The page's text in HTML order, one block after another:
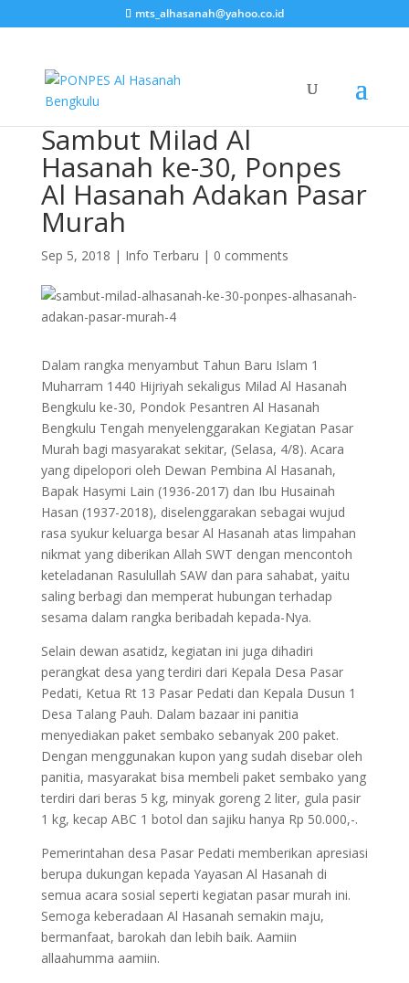
mts_alhasanah@yahoo.co.id
Sambut Milad Al
Hasanah ke-30, Ponpes
Al Hasanah Adakan Pasar
Murah
Sep 5, 2018 | Info Terbaru | 0 comments
Dalam rangka menyambut Tahun Baru Islam 1
Muharram 1440 Hijriyah sekaligus Milad Al Hasanah
Bengkulu ke-30, Pondok Pesantren Al Hasanah
Bengkulu Tengah menyelenggarakan Kegiatan Pasar
Murah bagi masyarakat sekitar, (Selasa, 4/8). Acara
yang dipelopori oleh Dewan Pembina Al Hasanah,
Bapak Hasymi Lain (1936-2017) dan Ibu Husainah
Hasan (1937-2018), diselenggarakan sebagai wujud
rasa syukur keluarga besar Al Hasanah atas limpahan
nikmat yang diberikan Allah SWT dengan mencontoh
keteladanan Rasulullah SAW dan para sahabat, yaitu
saling berbagi dan memperat hubungan terhadap
sesama dalam rangka beribadah kepada-Nya.
Selain dewan asatidz, kegiatan ini juga dihadiri
perangkat desa yang terdiri dari Kepala Desa Pasar
Pedati, Ketua Rt 13 Pasar Pedati dan Kepala Dusun 1
Desa Talang Pauh. Dalam bazaar ini panitia
menyediakan paket sembako sebanyak 200 paket.
Dengan menggunakan kupon yang sudah disebar oleh
panitia, masyarakat bisa membeli paket sembako yang
terdiri dari beras 5 kg, minyak goreng 2 liter, gula pasir
1 kg, kecap ABC 1 botol dan sajiku hanya Rp 50.000,-.
Pemerintahan desa Pasar Pedati memberikan apresiasi
berupa dukungan kepada Yayasan Al Hasanah di
semua acara sosial seperti kegiatan pasar murah ini.
Semoga keberadaan Al Hasanah semakin maju,
bermanfaat, barokah dan lebih baik. Aamiin
allaahumma aamiin.